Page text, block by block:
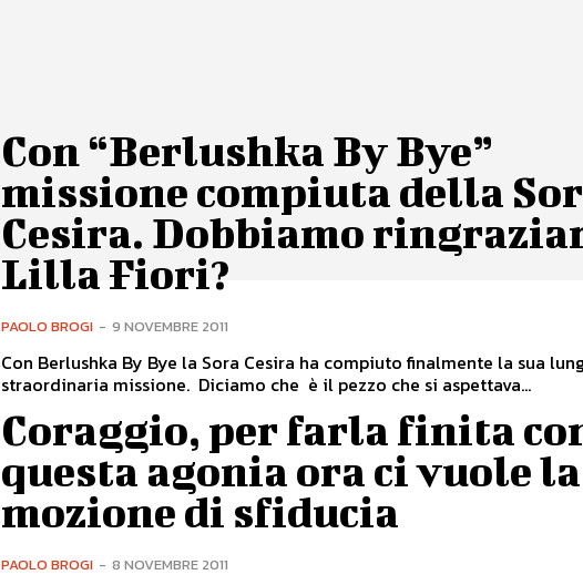
Con “Berlushka By Bye”
missione compiuta della
Cesira. Dobbiamo
Lilla Fiori?
PAOLO BROGI - 9 NOVEMBRE 2011
Con Berlushka By Bye la Sora Cesira ha compiuto finalmente la sua
straordinaria missione. Diciamo che è il pezzo che si aspettava...
Coraggio, per farla finita
questa agonia ora ci vuole la
mozione di sfiducia
PAOLO BROGI - 8 NOVEMBRE 2011